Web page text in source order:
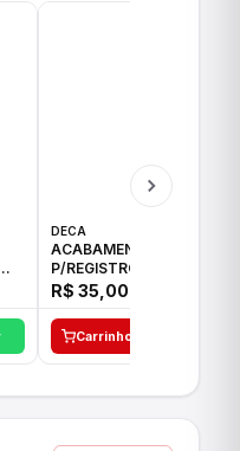
DECA
ACABAMENTO
P/REGISTRO 1/2"/3/4" C-
35 DECA
R$ 35,00
Carrinho